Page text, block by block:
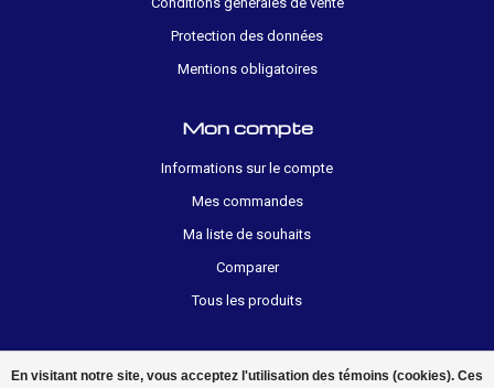
En visitant notre site, vous acceptez l'utilisation des témoins (cookies). Ces
Protection des données
Mentions obligatoires
Mon compte
Informations sur le compte
Mes commandes
Ma liste de souhaits
Comparer
Tous les produits